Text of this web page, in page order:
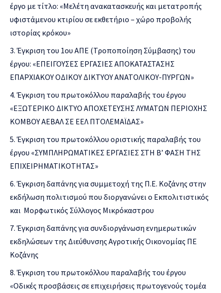
έργο με τίτλο: «Μελέτη ανακατασκευής και μετατροπής
υφιστάμενου κτιρίου σε εκθετήριο – χώρο προβολής
ιστορίας κρόκου»
Έγκριση του 1ου ΑΠΕ (Τροποποίηση Σύμβασης) του
έργου: «ΕΠΕΙΓΟΥΣΕΣ ΕΡΓΑΣΙΕΣ ΑΠΟΚΑΤΑΣΤΑΣΗΣ
ΕΠΑΡΧΙΑΚΟΥ ΟΔΙΚΟΥ ΔΙΚΤΥΟΥ ΑΝΑΤΟΛΙΚΟΥ-ΠΥΡΓΩΝ»
Έγκριση του πρωτοκόλλου παραλαβής του έργου
«ΕΞΩΤΕΡΙΚΟ ΔΙΚΤΥΟ ΑΠΟΧΕΤΕΥΣΗΣ ΛΥΜΑΤΩΝ ΠΕΡΙΟΧΗΣ
ΚΟΜΒΟΥ ΑΕΒΑΛ ΣΕ ΕΕΛ ΠΤΟΛΕΜΑΪΔΑΣ»
Έγκριση του πρωτοκόλλου οριστικής παραλαβής του
έργου «ΣΥΜΠΛΗΡΩΜΑΤΙΚΕΣ ΕΡΓΑΣΙΕΣ ΣΤΗ Β’ ΦΑΣΗ ΤΗΣ
ΕΠΙΧΕΙΡΗΜΑΤΙΚΟΤΗΤΑΣ»
Έγκριση δαπάνης για συμμετοχή της Π.Ε. Κοζάνης στην
εκδήλωση πολιτισμού που διοργανώνει ο Εκπολιτιστικός
και Μορφωτικός Σύλλογος Μικρόκαστρου
Έγκριση δαπάνης για συνδιοργάνωση ενημερωτικών
εκδηλώσεων της Διεύθυνσης Αγροτικής Οικονομίας ΠΕ
Κοζάνης
Έγκριση του πρωτοκόλλου παραλαβής του έργου
«Οδικές προσβάσεις σε επιχειρήσεις πρωτογενούς τομέα